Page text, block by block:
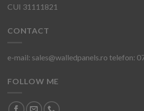
CUI 31111821
CONTACT
e-mail: sales@walledpanels.ro telefon:
FOLLOW ME